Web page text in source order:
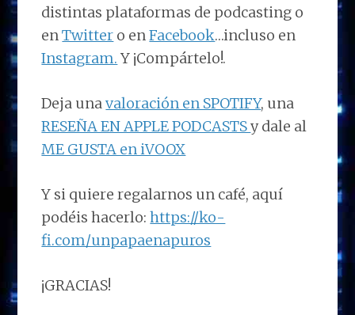
distintas plataformas de podcasting o
enTwitter o enFacebook…incluso en
Instagram. Y ¡Compártelo!.
Deja unavaloración en SPOTIFY, una
RESEÑA EN APPLE PODCASTSy dale al
ME GUSTA en iVOOX
Y si quiere regalarnos un café, aquí
podéis hacerlo:https://ko-
fi.com/unpapaenapuros
¡GRACIAS!